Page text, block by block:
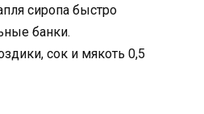
сиропа быстро
банки.
сок и мякоть 0,5